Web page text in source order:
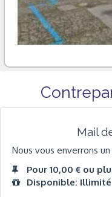
Mail
Nous vous enverrons
Pour 10,00 € ou
Disponible: Illimité